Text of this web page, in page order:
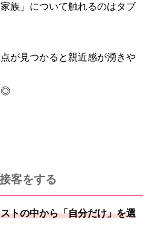
族」について触れるのはタブ
が見つかると親近感が湧きや
◎
客をする
トの中から「自分だけ」を選